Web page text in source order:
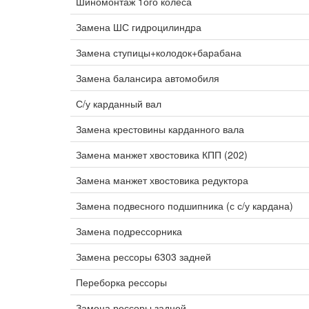
Замена ШС гидроцилиндра
Замена ступицы+колодок+барабана
Замена балансира автомобиля
С/у карданный вал
Замена крестовины карданного вала
Замена манжет хвостовика КПП (202)
Замена манжет хвостовика редуктора
Замена подвесного подшипника (с с/у кардана)
Замена подрессорника
Замена рессоры 6303 задней
Переборка рессоры